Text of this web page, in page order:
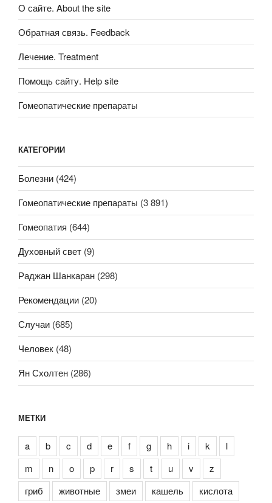
О сайте. About the site
Обратная связь. Feedback
Лечение. Treatment
Помощь сайту. Help site
Гомеопатические препараты
КАТЕГОРИИ
Болезни (424)
Гомеопатические препараты (3 891)
Гомеопатия (644)
Духовный свет (9)
Раджан Шанкаран (298)
Рекомендации (20)
Случаи (685)
Человек (48)
Ян Схолтен (286)
МЕТКИ
a b c d e f g h i k
l
m
n o p r s t u v
z
гриб
животные змеи кашель кислота